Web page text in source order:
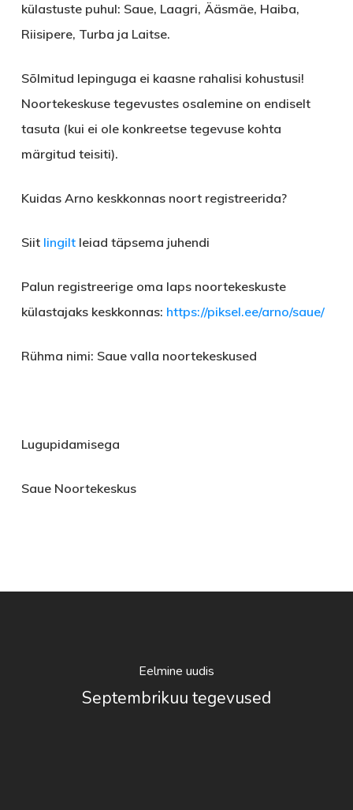
külastuste puhul: Saue, Laagri, Ääsmäe, Haiba,
Riisipere, Turba ja Laitse.
Sõlmitud lepinguga ei kaasne rahalisi kohustusi!
Noortekeskuse tegevustes osalemine on endiselt
tasuta (kui ei ole konkreetse tegevuse kohta
märgitud teisiti).
Kuidas Arno keskkonnas noort registreerida?
Siit lingiltleiad täpsema juhendi
Palun registreerige oma laps noortekeskuste
külastajaks keskkonnas: https://piksel.ee/arno/saue/
Rühma nimi: Saue valla noortekeskused
Lugupidamisega
Saue Noortekeskus
Eelmine uudis
Septembrikuu tegevused